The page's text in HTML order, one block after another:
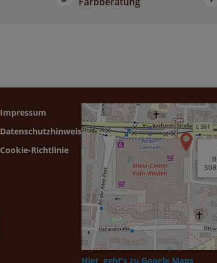
Impressum
Datenschutzhinweis
Cookie-Richtlinie
Hier geht’s zu Google Maps